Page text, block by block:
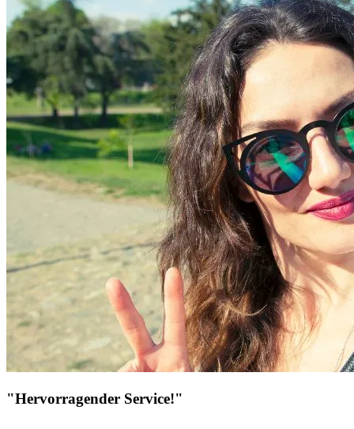
"Hervorragender Service!"